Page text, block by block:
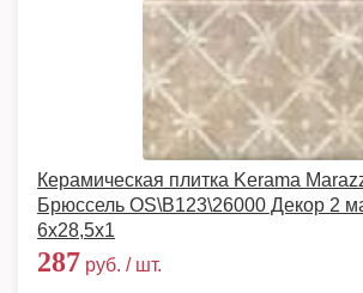
Керамическая плитка Kerama
Брюссель OS\B123\26000 Декор 2
6x28,5х1
287 руб. / шт.